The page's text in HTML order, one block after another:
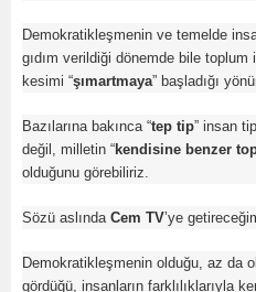
Demokratikleşmenin ve temelde
gıdım verildiği dönemde bile
kesimi “şımartmaya” başladığı
Bazılarına bakınca “tep tip” insan
değil, milletin “kendisine benzer
olduğunu görebiliriz.
Sözü aslında Cem TV’ye
Demokratikleşmenin olduğu, az da
gördüğü, insanların farklılıklarıyla